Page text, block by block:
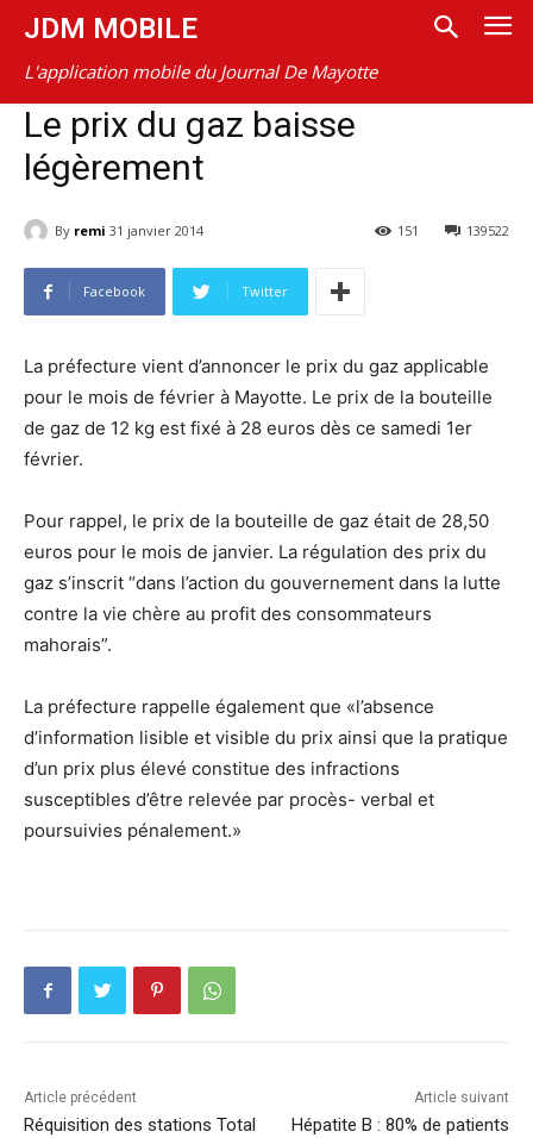
JDM MOBILE
L'application mobile du Journal De Mayotte
Le prix du gaz baisse
légèrement
By remi 31 janvier 2014 139522
151
Facebook Twitter
La préfecture vient d’annoncer le prix du gaz applicable
pour le mois de février à Mayotte. Le prix de la bouteille
de gaz de 12 kg est fixé à 28 euros dès ce samedi 1er
février.
Pour rappel, le prix de la bouteille de gaz était de 28,50
euros pour le mois de janvier. La régulation des prix du
gaz s’inscrit “dans l’action du gouvernement dans la lutte
contre la vie chère au profit des consommateurs
mahorais”.
La préfecture rappelle également que «l’absence
d’information lisible et visible du prix ainsi que la pratique
d’un prix plus élevé constitue des infractions
susceptibles d’être relevée par procès- verbal et
poursuivies pénalement.»
Article précédent
Réquisition des stations Total
Article suivant
Hépatite B : 80% de patients